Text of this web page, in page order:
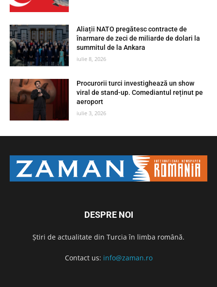
Aliații NATO pregătesc contracte de
înarmare de zeci de miliarde de dolari la
summitul de la Ankara
iulie 8, 2026
Procurorii turci investighează un show
viral de stand-up. Comediantul reținut pe
aeroport
iulie 3, 2026
DESPRE NOI
Știri de actualitate din Turcia în limba română.
Contact us: info@zaman.ro